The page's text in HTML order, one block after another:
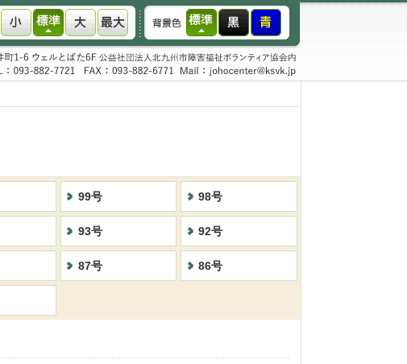
99号 98号
93号 92号
87号 86号